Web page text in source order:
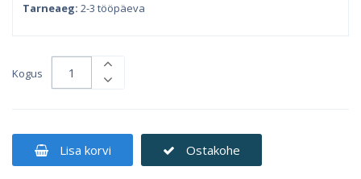
Tarneaeg: 2-3 tööpäeva
Kogus
Lisa korvi Ostakohe